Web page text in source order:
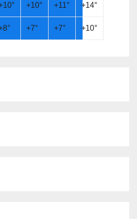
10° +10° +11° +14°
8° +7° +7° +10°